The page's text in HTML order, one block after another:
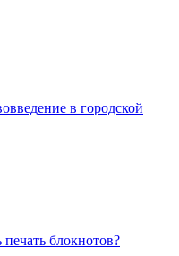
в городской
печать блокнотов?